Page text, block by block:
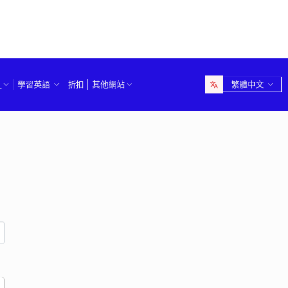
學習英語 折扣 其他網站 繁體中文